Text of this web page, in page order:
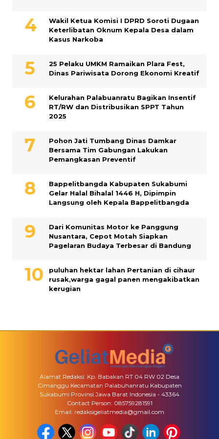
Wakil Ketua Komisi I DPRD Soroti Dugaan
Keterlibatan Oknum Kepala Desa dalam
Kasus Narkoba
25 Pelaku UMKM Ramaikan Plara Fest,
Dinas Pariwisata Dorong Ekonomi Kreatif
Kelurahan Palabuanratu Bagikan Insentif
RT/RW dan Distribusikan SPPT Tahun
2025
Pohon Jati Tumbang Dinas Damkar
Bersama Tim Gabungan Lakukan
Pemangkasan Preventif
Bappelitbangda Kabupaten Sukabumi
Gelar Halal Bihalal 1446 H, Dipimpin
Langsung oleh Kepala Bappelitbangda
Dari Komunitas Motor ke Panggung
Nusantara, Cepot Motah Siapkan
Pagelaran Budaya Terbesar di Bandung
puluhan hektar lahan Pertanian di cihaur
rusak,warga gagal panen mengakibatkan
kerugian
Alamat Redaksi: Kp. Babakan RT 04 RW 02 Desa
Cimanggu Kecamatan Palabuhanratu Kabupaten
Sukabumi Provinsi Jawa Barat Indonesia - 43364
Contact Person: 085759281591
Email: redaksigeliatmedia@gmail.com